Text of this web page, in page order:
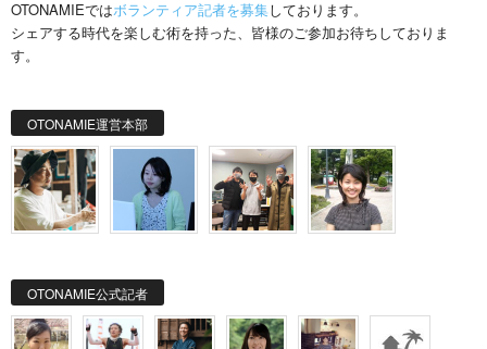
OTONAMIEではボランティア記者を募集しております。
シェアする時代を楽しむ術を持った、皆様のご参加お待ちしておりま
す。
OTONAMIE運営本部
OTONAMIE公式記者